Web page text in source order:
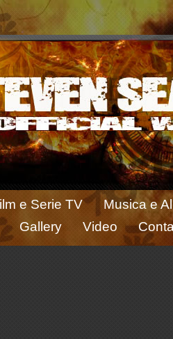
e Serie TV
Musica e
Gallery Video